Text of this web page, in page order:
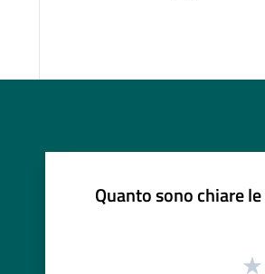
Quanto sono chiare